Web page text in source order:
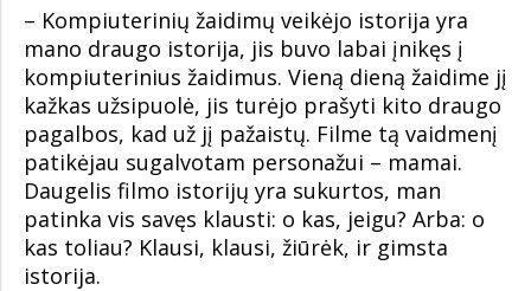
– Kompiuterinių žaidimų veikėjo istorija yra
mano draugo istorija, jis buvo labai įnikęs į
kompiuterinius žaidimus. Vieną dieną žaidime jį
kažkas užsipuolė, jis turėjo prašyti kito draugo
pagalbos, kad už jį pažaistų. Filme tą vaidmenį
patikėjau sugalvotam personažui – mamai.
Daugelis filmo istorijų yra sukurtos, man
patinka vis savęs klausti: o kas, jeigu? Arba: o
kas toliau? Klausi, klausi, žiūrėk, ir gimsta
istorija.